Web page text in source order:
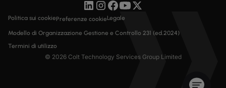
© 2026 Colt Technology Services Group Limited
Politica sui cookiePreferenze cookieLegale
Modello di Organizzazione Gestione e Controllo 231 (ed.2024)
Termini di utilizzo